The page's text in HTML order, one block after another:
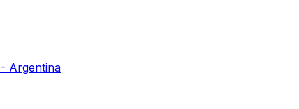
Argentina